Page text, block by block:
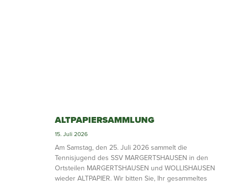
ALTPAPIERSAMMLUNG
15. Juli 2026
Am Samstag, den 25. Juli 2026 sammelt die
Tennisjugend des SSV MARGERTSHAUSEN in den
Ortsteilen MARGERTSHAUSEN und WOLLISHAUSEN
wieder ALTPAPIER. Wir bitten Sie, Ihr gesammeltes